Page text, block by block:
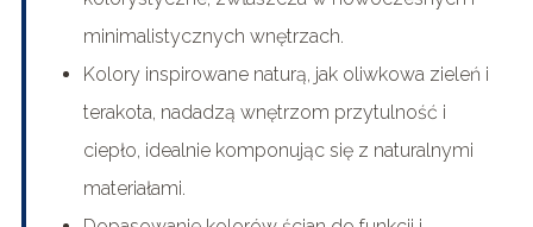
minimalistycznych wnętrzach.
Kolory inspirowane naturą, jak oliwkowa zieleń i
terakota, nadadzą wnętrzom przytulność i
ciepło, idealnie komponując się z naturalnymi
materiałami.